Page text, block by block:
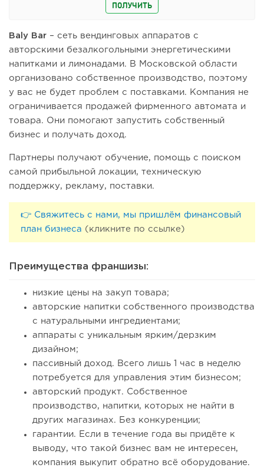
ПОЛУЧИТЬ
Baly Bar – сеть вендинговых аппаратов с
авторскими безалкогольными энергетическими
напитками и лимонадами. В Московской области
организовано собственное производство, поэтому
у вас не будет проблем с поставками. Компания не
ограничивается продажей фирменного автомата и
товара. Они помогают запустить собственный
бизнес и получать доход.
Партнеры получают обучение, помощь с поиском
самой прибыльной локации, техническую
поддержку, рекламу, поставки.
👉 Свяжитесь с нами, мы пришлём финансовый
план бизнеса (кликните по ссылке)
Преимущества франшизы:
низкие цены на закуп товара;
авторские напитки собственного производства
с натуральными ингредиентами;
аппараты с уникальным ярким/дерзким
дизайном;
пассивный доход. Всего лишь 1 час в неделю
потребуется для управления этим бизнесом;
авторский продукт. Собственное
производство, напитки, которых не найти в
других магазинах. Без конкуренции;
гарантии. Если в течение года вы придёте к
выводу, что такой бизнес вам не интересен,
компания выкупит обратно всё оборудование.